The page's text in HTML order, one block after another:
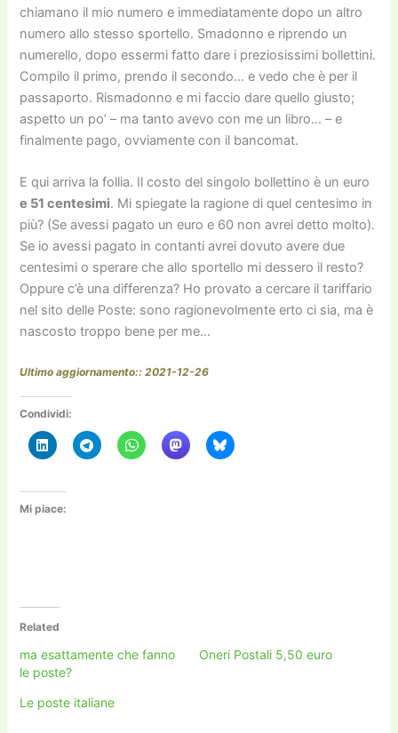
chiamano il mio numero e immediatamente dopo un altro
numero allo stesso sportello. Smadonno e riprendo un
numerello, dopo essermi fatto dare i preziosissimi bollettini.
Compilo il primo, prendo il secondo… e vedo che è per il
passaporto. Rismadonno e mi faccio dare quello giusto;
aspetto un po’ – ma tanto avevo con me un libro… – e
finalmente pago, ovviamente con il bancomat.
E qui arriva la follia. Il costo del singolo bollettino è un euro
e 51 centesimi. Mi spiegate la ragione di quel centesimo in
più? (Se avessi pagato un euro e 60 non avrei detto molto).
Se io avessi pagato in contanti avrei dovuto avere due
centesimi o sperare che allo sportello mi dessero il resto?
Oppure c’è una differenza? Ho provato a cercare il tariffario
nel sito delle Poste: sono ragionevolmente erto ci sia, ma è
nascosto troppo bene per me…
Ultimo aggiornamento:: 2021-12-26
Condividi:
Mi piace:
Related
ma esattamente che fanno
le poste?
Oneri Postali 5,50 euro
Le poste italiane